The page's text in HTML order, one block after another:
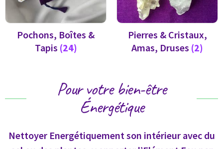
Pochons, Boîtes &
Tapis (24)
Pierres & Cristaux,
Amas, Druses (2)
Pour votre bien-être
Énergétique
Nettoyer Energétiquement son intérieur avec du